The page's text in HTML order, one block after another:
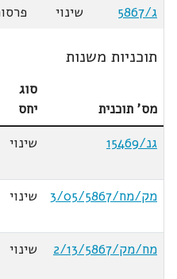
ג/5867
שינוי
תוכניות משנות
מס' תוכנית
סוג
יחס
גנ/15469
שינוי
מק/מח/3/05/5867
שינוי
מח/מק/2/13/5867
שינוי